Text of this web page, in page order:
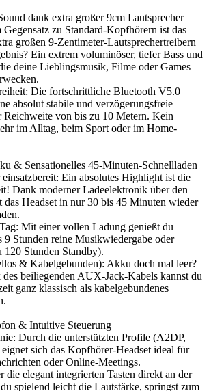
dank extra großer 9cm Lautsprecher
Gegensatz zu Standard-Kopfhörern ist das
großen 9-Zentimeter-Lautsprechertreibern
Ein extrem voluminöser, tiefer Bass und
deine Lieblingsmusik, Filme oder Games
Die fortschrittliche Bluetooth V5.0
absolut stabile und verzögerungsfreie
Reichweite von bis zu 10 Metern. Kein
im Alltag, beim Sport oder im Home-
& Sensationelles 45-Minuten-Schnellladen
Ein absolutes Highlight ist die
Dank moderner Ladeelektronik über den
das Headset in nur 30 bis 45 Minuten wieder
Mit einer vollen Ladung genießt du
9 Stunden reine Musikwiedergabe oder
120 Stunden Standby).
& Kabelgebunden): Akku doch mal leer?
beiliegenden AUX-Jack-Kabels kannst du
ganz klassisch als kabelgebundenes
& Intuitive Steuerung
Durch die unterstützten Profile (A2DP,
sich das Kopfhörer-Headset ideal für
oder Online-Meetings.
elegant integrierten Tasten direkt an der
spielend leicht die Lautstärke, springst zum